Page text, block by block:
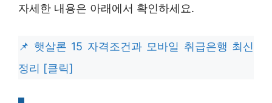
자세한 내용은 아래에서 확인하세요.
햇살론 15 자격조건과 모바일 취급은행 최신
정리 [클릭]